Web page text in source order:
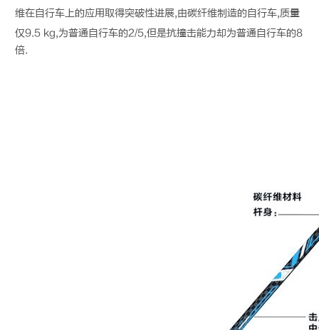
维在自行车上的应用取得突破性进展,由碳纤维制造的自行车,质量
仅9.5 kg,为普通自行车的2/5,但是抗撞击能力却为普通自行车的8
倍.